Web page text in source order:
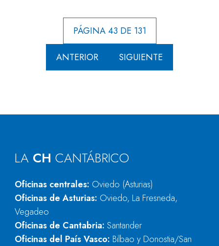
PÁGINA 43 DE 131
ANTERIOR SIGUIENTE
LA CH CANTÁBRICO
Oficinas centrales: Oviedo (Asturias)
Oficinas de Asturias: Oviedo, La Fresneda,
Vegadeo
Oficinas de Cantabria: Santander
Oficinas del País Vasco: Bilbao y Donostia/San